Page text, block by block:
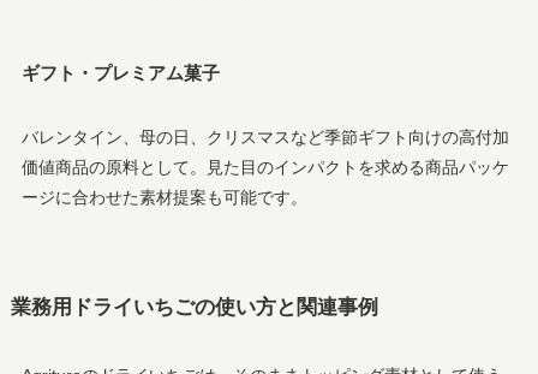
ギフト・プレミアム菓子
バレンタイン、母の日、クリスマスなど季節ギフト向けの高付加
価値商品の原料として。見た目のインパクトを求める商品パッケ
ージに合わせた素材提案も可能です。
業務用ドライいちごの使い方と関連事例